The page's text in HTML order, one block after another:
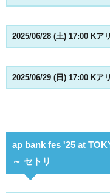
2025/06/28 (土) 17:00 Kア
2025/06/29 (日) 17:00 Kア
ap bank fes '25 at
～ セトリ